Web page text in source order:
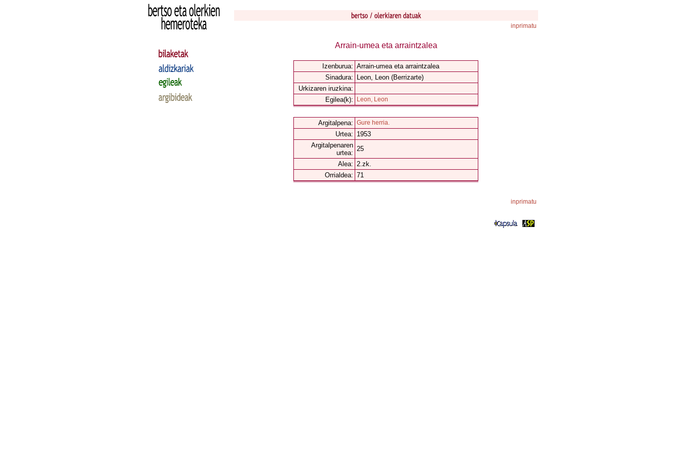
inprimatu
Arrain-umea eta arraintzalea
Izenburua: Arrain-umea eta arraintzalea
Sinadura:
Leon, Leon (Berrizarte)
Urkizaren iruzkina:
Egilea(k):
Leon, Leon
Argitalpena: Gure herria.
Urtea: 1953
Argitalpenaren
urtea:
25
Alea: 2.zk.
Orrialdea: 71
inprimatu